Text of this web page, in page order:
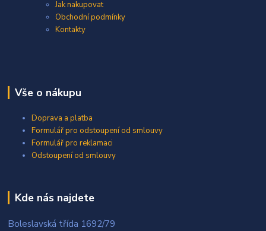
Jak nakupovat
Obchodní podmínky
Kontakty
Vše o nákupu
Doprava a platba
Formulář pro odstoupení od smlouvy
Formulář pro reklamaci
Odstoupení od smlouvy
Kde nás najdete
Boleslavská třída 1692/79